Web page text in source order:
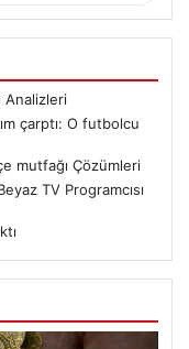
Analizleri
çarptı: O futbolcu
mutfağı Çözümleri
TV Programcısı